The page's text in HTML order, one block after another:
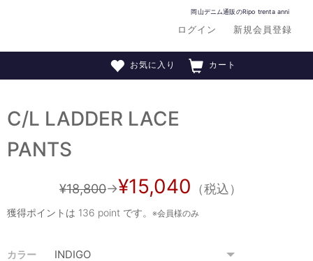
岡山デニム通販のRipo trenta anni
ログイン 新規会員登録
カート
お気に入り
C/L LADDER LACE
PANTS
¥18,800→¥15,040 （税込）
獲得ポイントは 136 point です。※会員様のみ
カラー